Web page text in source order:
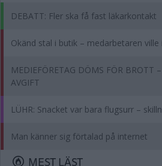
DEBATT: Fler ska få fast läkarkontakt
Okänd stal i butik – medarbetaren ville
MEDIEFÖRETAG DÖMS FÖR BROTT
AVGIFT
LÜHR: Snacket var bara flugsurr –
Man känner sig förtalad på internet
MEST LÄST